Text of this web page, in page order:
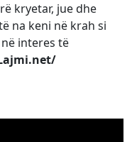
kryetar, jue dhe
na keni në krah si
interes të